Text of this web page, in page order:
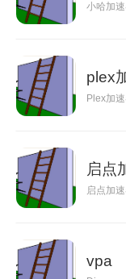
小哈加
plex
Plex加
启点
启点加
vpa